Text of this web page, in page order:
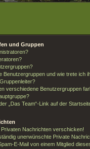
und Gruppen
Benutzergruppen und wie trete ich
verschiedene Benutzergruppen
„Das Team“-Link auf der
Nachrichten verschicken!
unerwünschte Private
E-Mail von einem Mitglied